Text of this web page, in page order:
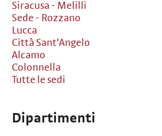
Siracusa - Melilli
Sede - Rozzano
Lucca
Città Sant'Angelo
Alcamo
Colonnella
Tutte le sedi
Dipartimenti